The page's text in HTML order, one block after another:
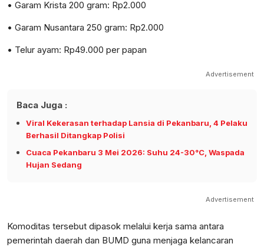
• Garam Krista 200 gram: Rp2.000
• Garam Nusantara 250 gram: Rp2.000
• Telur ayam: Rp49.000 per papan
Advertisement
Baca Juga :
Viral Kekerasan terhadap Lansia di Pekanbaru, 4 Pelaku
Berhasil Ditangkap Polisi
Cuaca Pekanbaru 3 Mei 2026: Suhu 24-30°C, Waspada
Hujan Sedang
Advertisement
Komoditas tersebut dipasok melalui kerja sama antara
pemerintah daerah dan BUMD guna menjaga kelancaran